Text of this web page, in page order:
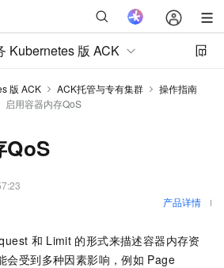
Kubernetes 版 ACK
版 ACK ACK托管与专有集群
操作指南
启用容器内存QoS
QoS
产品详情
和 Limit 的形式来描述容器内存资
会受到多种因素影响，例如 Page